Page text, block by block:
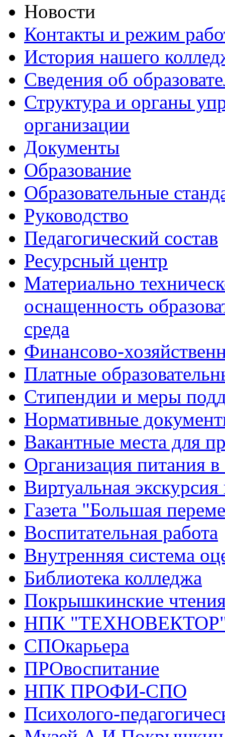
Новости
Контакты и режим
История нашего
Сведения об
Структура и органы
организации
Документы
Образование
Образовательные
Руководство
Педагогический состав
Ресурсный центр
Материально
оснащенность
среда
Финансово-
Платные
Стипендии и меры
Нормативные
Вакантные места для
Организация питания в
Виртуальная
Газета "Большая
Воспитательная работа
Внутренняя система
Библиотека колледжа
Покрышкинские
НПК
СПОкарьера
ПРОвоспитание
НПК ПРОФИ-СПО
Психолого-